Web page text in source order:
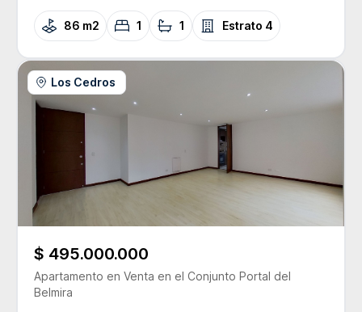
86 m2 1 1 Estrato 4
Los Cedros
$ 495.000.000
Apartamento en Venta en el Conjunto Portal del
Belmira